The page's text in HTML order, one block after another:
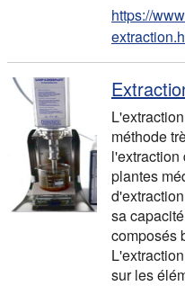
https://
méthode
l'extraction
plantes
sa
composés
sur les